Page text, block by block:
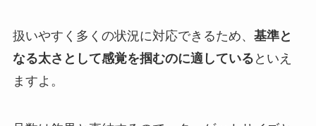
扱いやすく多くの状況に対応できるため、 基準と
なる太さとして感覚を掴むのに適している といえ
ますよ。